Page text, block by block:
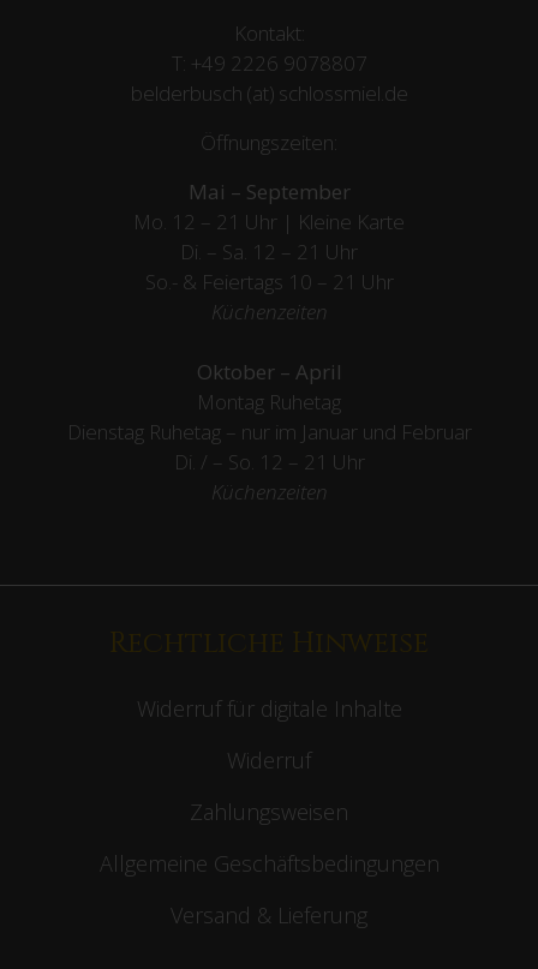
Kontakt:
T: +49 2226 9078807
belderbusch (at) schlossmiel.de
Öffnungszeiten:
Mai – September
Mo. 12 – 21 Uhr | Kleine Karte
Di. – Sa. 12 – 21 Uhr
So.- & Feiertags 10 – 21 Uhr
Küchenzeiten
Oktober – April
Montag Ruhetag
Dienstag Ruhetag – nur im Januar und Februar
Di. / – So. 12 – 21 Uhr
Küchenzeiten
Rechtliche Hinweise
Widerruf für digitale Inhalte
Widerruf
Zahlungsweisen
Allgemeine Geschäftsbedingungen
Versand & Lieferung